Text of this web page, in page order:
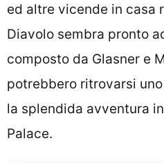
ed altre vicende in casa
Diavolo sembra pronto
composto da Glasner e
potrebbero ritrovarsi
la splendida avventura
Palace.